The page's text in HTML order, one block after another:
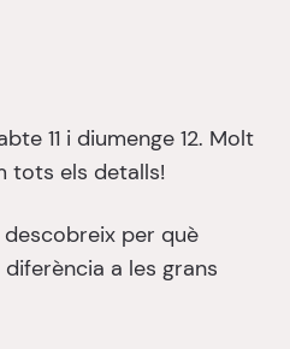
11 i diumenge 12. Molt
tots els detalls!
descobreix per què
a les grans